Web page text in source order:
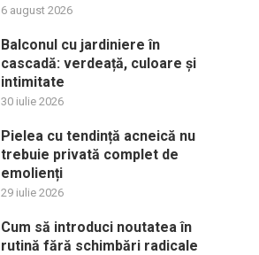
6 august 2026
Balconul cu jardiniere în
cascadă: verdeață, culoare și
intimitate
30 iulie 2026
Pielea cu tendință acneică nu
trebuie privată complet de
emolienți
29 iulie 2026
Cum să introduci noutatea în
rutină fără schimbări radicale